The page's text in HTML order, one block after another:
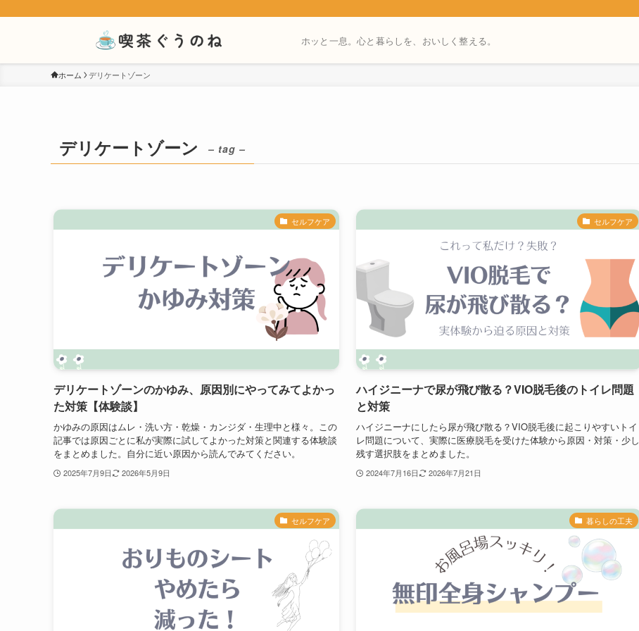
ホッと一息。心と暮らしを、おいしく整える。
ホーム デリケートゾーン
デリケートゾーン – tag –
セルフケア
デリケートゾーンのかゆみ、原因別にやってみてよかっ
た対策【体験談】
かゆみの原因はムレ・洗い方・乾燥・カンジダ・生理中と様々。この
記事では原因ごとに私が実際に試してよかった対策と関連する体験談
をまとめました。自分に近い原因から読んでみてください。
2025年7月9日 2026年5月9日
セルフケア
ハイジニーナで尿が飛び散る？VIO脱毛後のトイレ問題
と対策
ハイジニーナにしたら尿が飛び散る？VIO脱毛後に起こりやすいトイ
レ問題について、実際に医療脱毛を受けた体験から原因・対策・少し
残す選択肢をまとめました。
2024年7月16日 2026年7月21日
セルフケア 暮らしの工夫